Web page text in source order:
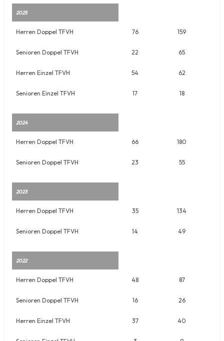
2025
Herren Doppel TFVH 76 159
Senioren Doppel TFVH 22 65
Herren Einzel TFVH 54 62
Senioren Einzel TFVH 17 18
2024
Herren Doppel TFVH 66 180
Senioren Doppel TFVH 23 55
2023
Herren Doppel TFVH 35 134
Senioren Doppel TFVH 14 49
2022
Herren Doppel TFVH 48 87
Senioren Doppel TFVH 16 26
Herren Einzel TFVH 37 40